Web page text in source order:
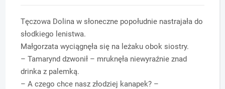
Tęczowa Dolina w słoneczne popołudnie nastrajała do
słodkiego lenistwa.
Małgorzata wyciągnęła się na leżaku obok siostry.
– Tamarynd dzwonił – mruknęła niewyraźnie znad
drinka z palemką.
– A czego chce nasz złodziej kanapek? –